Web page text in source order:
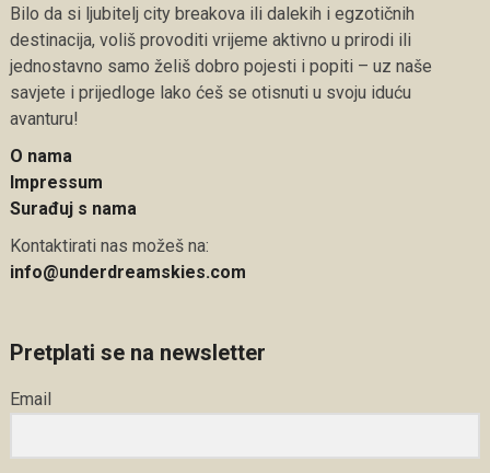
Bilo da si ljubitelj city breakova ili dalekih i egzotičnih
destinacija, voliš provoditi vrijeme aktivno u prirodi ili
jednostavno samo želiš dobro pojesti i popiti – uz naše
savjete i prijedloge lako ćeš se otisnuti u svoju iduću
avanturu!
O nama
Impressum
Surađuj s nama
Kontaktirati nas možeš na:
info@underdreamskies.com
Pretplati se na newsletter
Email